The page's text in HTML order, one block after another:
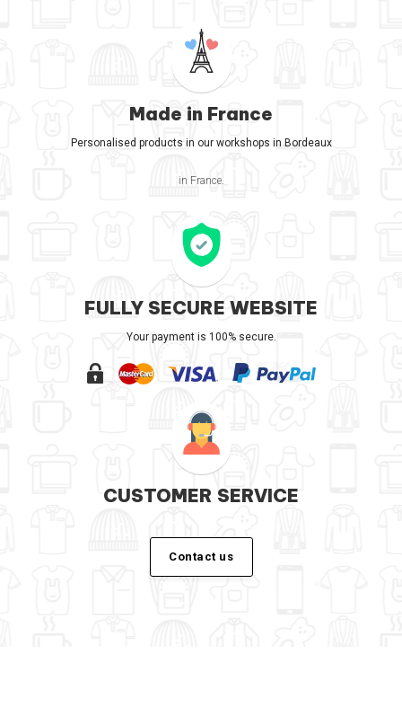
Made in France
Personalised products in our workshops in Bordeaux
in France.
FULLY SECURE WEBSITE
Your payment is 100% secure.
CUSTOMER SERVICE
Contact us